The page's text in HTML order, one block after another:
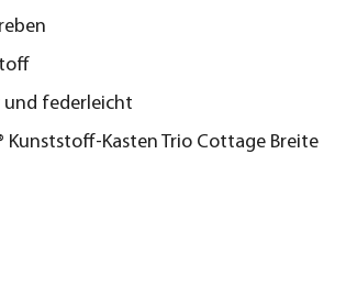
und federleicht
Kunststoff-Kasten Trio Cottage Breite